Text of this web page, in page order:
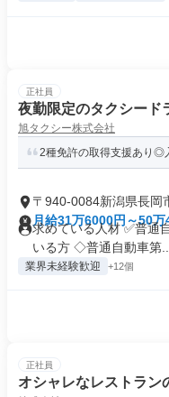
正社員
夜勤限定のタクシード
旭タクシー株式会社
2種免許の取得支援あり◎
〒940-0084新潟県長岡
月給31万6000円～50万
求めている人材 ✅普通
いる方 ◇普通自動車第...
業界未経験歓迎 +12個
正社員
オシャレなレストラン